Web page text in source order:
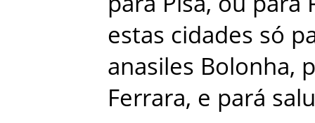
estas cidades só
anasiles Bolonha,
Ferrara, e pará